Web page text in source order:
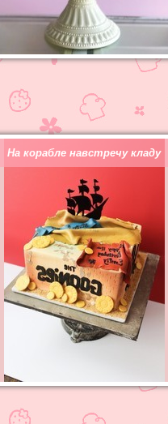
На корабле навстречу кладу